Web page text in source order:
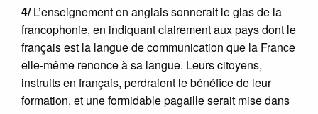
4/L’enseignement en anglais sonnerait le glas de la
francophonie, en indiquant clairement aux pays dont le
français est la langue de communication que la France
elle-même renonce à sa langue. Leurs citoyens,
instruits en français, perdraient le bénéfice de leur
formation, et une formidable pagaille serait mise dans